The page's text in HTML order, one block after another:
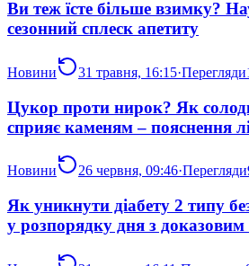
Ви теж їсте більше взимку?
сезонний сплеск апетиту
Новини 31 травня, 16:15·Перегляди
Цукор проти нирок? Як
сприяє каменям – пояснення
Новини 26 червня, 09:46·Перегляди
Як уникнути діабету 2 типу
у розпорядку дня з